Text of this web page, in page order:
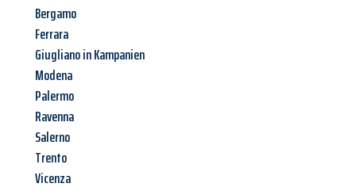
Bergamo
Ferrara
Giugliano in Kampanien
Modena
Palermo
Ravenna
Salerno
Trento
Vicenza